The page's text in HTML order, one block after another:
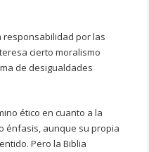
responsabilidad por las
cierto moralismo
de desigualdades
ético en cuanto a la
énfasis, aunque su propia
Pero la Biblia